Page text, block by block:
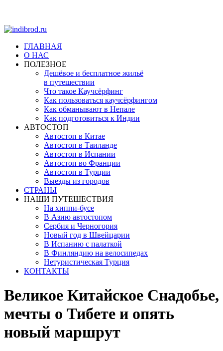
ГЛАВНАЯ
О НАС
ПОЛЕЗНОЕ
Дешёвое и бесплатное жильё
в путешествии
Что такое Каучсёрфинг
Как пользоваться каучсёрфингом
Как обманывают в Непале
Как подготовиться к Индии
АВТОСТОП
Автостоп в Китае
Автостоп в Таиланде
Автостоп в Испании
Автостоп во Франции
Автостоп в Турции
Выезды из городов
СТРАНЫ
НАШИ ПУТЕШЕСТВИЯ
На хиппи-бусе
В Азию автостопом
Сербия и Черногория
Новый год в Швейцарии
В Испанию с палаткой
В Финляндию на велосипедах
Нетуристическая Турция
КОНТАКТЫ
Великое Китайское Снадобье,
мечты о Тибете и опять
новый маршрут